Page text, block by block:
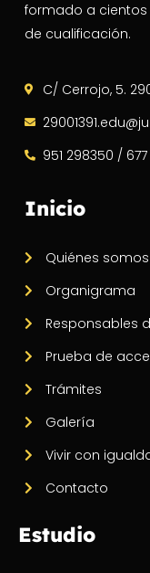
formado a
de cualificación.
C/ Cerrojo, 5.
951 298350 /
Inicio
Quiénes somos
Organigrama
Responsables
Prueba de
Trámites
Galería
Vivir con
Contacto
Estudio